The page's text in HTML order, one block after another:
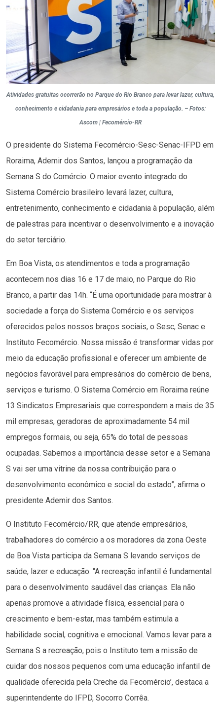
Atividades gratuitas ocorrerão no Parque do Rio Branco para levar lazer, cultura,
conhecimento e cidadania para empresários e toda a população. – Fotos:
Ascom | Fecomércio-RR
O presidente do Sistema Fecomércio-Sesc-Senac-IFPD em
Roraima, Ademir dos Santos, lançou a programação da
Semana S do Comércio. O maior evento integrado do
Sistema Comércio brasileiro levará lazer, cultura,
entretenimento, conhecimento e cidadania à população, além
de palestras para incentivar o desenvolvimento e a inovação
do setor terciário.
Em Boa Vista, os atendimentos e toda a programação
acontecem nos dias 16 e 17 de maio, no Parque do Rio
Branco, a partir das 14h. “É uma oportunidade para mostrar à
sociedade a força do Sistema Comércio e os serviços
oferecidos pelos nossos braços sociais, o Sesc, Senac e
Instituto Fecomércio. Nossa missão é transformar vidas por
meio da educação profissional e oferecer um ambiente de
negócios favorável para empresários do comércio de bens,
serviços e turismo. O Sistema Comércio em Roraima reúne
13 Sindicatos Empresariais que correspondem a mais de 35
mil empresas, geradoras de aproximadamente 54 mil
empregos formais, ou seja, 65% do total de pessoas
ocupadas. Sabemos a importância desse setor e a Semana
S vai ser uma vitrine da nossa contribuição para o
desenvolvimento econômico e social do estado”, afirma o
presidente Ademir dos Santos.
O Instituto Fecomércio/RR, que atende empresários,
trabalhadores do comércio a os moradores da zona Oeste
de Boa Vista participa da Semana S levando serviços de
saúde, lazer e educação. “A recreação infantil é fundamental
para o desenvolvimento saudável das crianças. Ela não
apenas promove a atividade física, essencial para o
crescimento e bem-estar, mas também estimula a
habilidade social, cognitiva e emocional. Vamos levar para a
Semana S a recreação, pois o Instituto tem a missão de
cuidar dos nossos pequenos com uma educação infantil de
qualidade oferecida pela Creche da Fecomércio’, destaca a
superintendente do IFPD, Socorro Corrêa.